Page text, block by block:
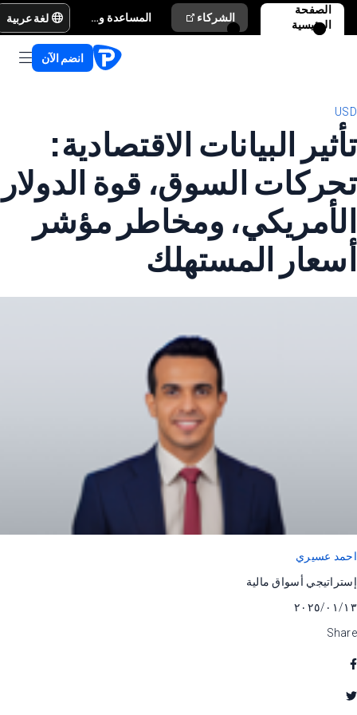
الصفحة
الرئيسية
الشركاء المساعدة والدعم لغة عربية
انضم الآن
USD
تأثير البيانات الاقتصادية:
تحركات السوق، قوة الدولار
الأمريكي، ومخاطر مؤشر
أسعار المستهلك
احمد عسيري
إستراتيجي أسواق مالية
١٣‏/٠١‏/٢٠٢٥
Share